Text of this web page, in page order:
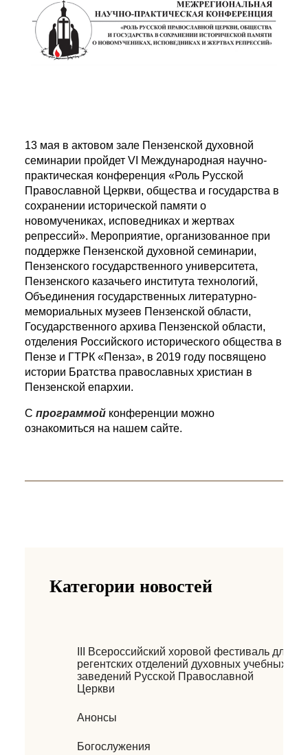
13 мая в актовом зале Пензенской духовной
семинарии пройдет VI Международная научно-
практическая конференция «Роль Русской
Православной Церкви, общества и государства в
сохранении исторической памяти о
новомучениках, исповедниках и жертвах
репрессий». Мероприятие, организованное при
поддержке Пензенской духовной семинарии,
Пензенского государственного университета,
Пензенского казачьего института технологий,
Объединения государственных литературно-
мемориальных музеев Пензенской области,
Государственного архива Пензенской области,
отделения Российского исторического общества в
Пензе и ГТРК «Пенза», в 2019 году посвящено
истории Братства православных христиан в
Пензенской епархии.
С программойконференции можно
ознакомиться на нашем сайте.
Категории новостей
III Всероссийский хоровой фестиваль для
регентских отделений духовных учебных
заведений Русской Православной
Церкви
Анонсы
Богослужения